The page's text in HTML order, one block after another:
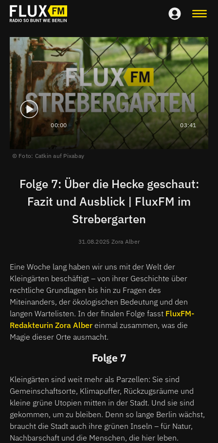
00:00 03:41
Foto: Catkin auf Pixabay
Folge 7: Über die Hecke geschaut:
Fazit und Ausblick | FluxFM im
Strebergarten
31.08.2025 Zora Alber
Eine Woche lang haben wir uns mit der Welt der
Kleingärten beschäftigt – von ihrer Geschichte über
rechtliche Grundlagen bis hin zu Fragen des
Miteinanders, der ökologischen Bedeutung und den
langen Wartelisten. In der finalen Folge fasst FluxFM-
Redakteurin Zora Alber einmal zusammen, was die
Magie dieser Orte ausmacht.
Folge 7
Kleingärten sind weit mehr als Parzellen: Sie sind
Gemeinschaftsorte, Klimapuffer, Rückzugsräume und
kleine grüne Utopien mitten in der Stadt. Und sie sind
gekommen, um zu bleiben. Denn so lange Berlin wächst,
braucht die Stadt auch ihre grünen Inseln – für Natur,
Nachbarschaft und die Menschen, die hier leben.